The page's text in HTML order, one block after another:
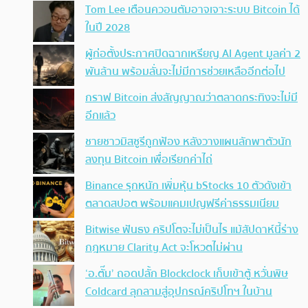
Tom Lee เตือนควอนตัมอาจเจาะระบบ Bitcoin ได้
ในปี 2028
ผู้ก่อตั้งประกาศปิดฉากเหรียญ AI Agent มูลค่า 2
พันล้าน พร้อมลั่นจะไม่มีการช่วยเหลืออีกต่อไป
กราฟ Bitcoin ส่งสัญญาณว่าตลาดกระทิงจะไม่มี
อีกแล้ว
ชายชาวมิสซูรีถูกฟ้อง หลังวางแผนลักพาตัวนัก
ลงทุน Bitcoin เพื่อเรียกค่าไถ่
Binance รุกหนัก เพิ่มหุ้น bStocks 10 ตัวดังเข้า
ตลาดสปอต พร้อมแคมเปญฟรีค่าธรรมเนียม
Bitwise ฟันธง คริปโตจะไม่เป็นไร แม้สัปดาห์นี้ร่าง
กฎหมาย Clarity Act จะโหวตไม่ผ่าน
‘อ.ตั๊ม’ ถอดปลั้ก Blockclock เก็บเข้าตู้ หวั่นพิษ
Coldcard ลุกลามสู่อุปกรณ์คริปโทฯ ในบ้าน